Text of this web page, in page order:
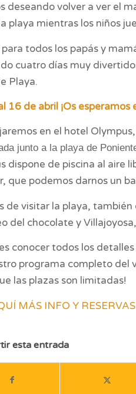
deseando volver a ver el
playa mientras los niños
todos los papás y
cuatro días muy
Playa.
16 de abril ¡Os esperamos
en el hotel
junto a la playa de
dispone de piscina al aire
que podemos darnos un
de visitar la playa, también
del chocolate y
conocer todos los
programa completo del
las plazas son limitadas!
MÁS INFO Y RESERVAS
esta entrada
TUS